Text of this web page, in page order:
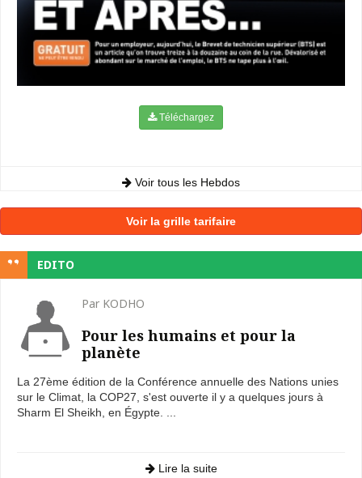
Téléchargez
Voir tous les Hebdos
Voir la grille tarifaire
EDITO
Par KODHO
Pour les humains et pour la
planète
La 27ème édition de la Conférence annuelle des Nations unies
sur le Climat, la COP27, s'est ouverte il y a quelques jours à
Sharm El Sheikh, en Égypte. ...
Lire la suite